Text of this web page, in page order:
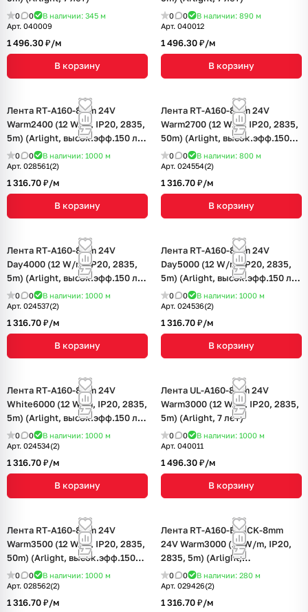
0 0 В наличии: 345 м
Арт. 040009
1 496.30 ₽/м
В корзину
0 0 В наличии: 890 м
Арт. 040012
1 496.30 ₽/м
В корзину
Лента RT-A160-8mm 24V
Warm2400 (12 W/m, IP20, 2835,
5m) (Arlight, высок.эфф.150 лм/
Вт)
0 0 В наличии: 1000 м
Арт. 028561(2)
1 316.70 ₽/м
В корзину
Лента RT-A160-8mm 24V
Warm2700 (12 W/m, IP20, 2835,
50m) (Arlight, высок.эфф.150
лм/Вт)
0 0 В наличии: 800 м
Арт. 024554(2)
1 316.70 ₽/м
В корзину
Лента RT-A160-8mm 24V
Day4000 (12 W/m, IP20, 2835,
5m) (Arlight, высок.эфф.150 лм/
Вт)
0 0 В наличии: 1000 м
Арт. 024537(2)
1 316.70 ₽/м
В корзину
Лента RT-A160-8mm 24V
Day5000 (12 W/m, IP20, 2835,
5m) (Arlight, высок.эфф.150 лм/
Вт)
0 0 В наличии: 1000 м
Арт. 024536(2)
1 316.70 ₽/м
В корзину
Лента RT-A160-8mm 24V
White6000 (12 W/m, IP20, 2835,
5m) (Arlight, высок.эфф.150 лм/
Вт)
0 0 В наличии: 1000 м
Арт. 024534(2)
1 316.70 ₽/м
В корзину
Лента UL-A160-8mm 24V
Warm3000 (12 W/m, IP20, 2835,
5m) (Arlight, 7 лет)
0 0 В наличии: 1000 м
Арт. 040011
1 496.30 ₽/м
В корзину
Лента RT-A160-8mm 24V
Warm3500 (12 W/m, IP20, 2835,
50m) (Arlight, высок.эфф.150
лм/Вт)
0 0 В наличии: 1000 м
Арт. 028562(2)
1 316.70 ₽/м
Лента RT-A160-BLACK-8mm
24V Warm3000 (12 W/m, IP20,
2835, 5m) (Arlight,
высок.эфф.150 лм/Вт)
0 0 В наличии: 280 м
Арт. 029426(2)
1 316.70 ₽/м